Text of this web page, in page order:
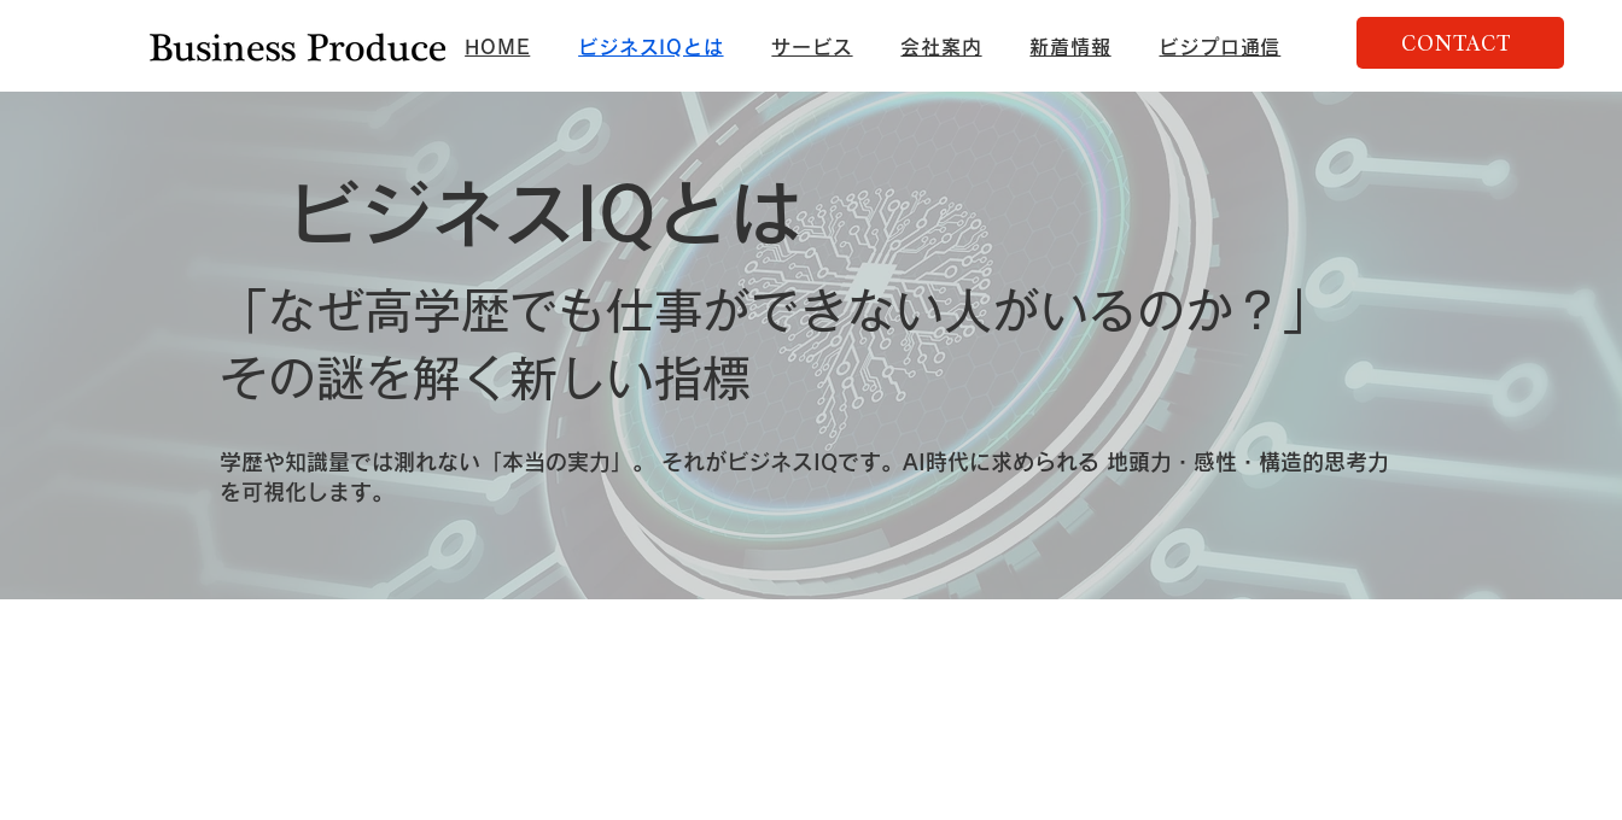
HOME ビジネスIQとは サービス 会社案内 新着情報 ビジプロ通信 CONTACT
ビジネスIQとは
「なぜ高学歴でも仕事ができない人がいるのか？」
その謎を解く新しい指標
学歴や知識量では測れない「本当の実力」。 それがビジネスIQです。AI時代に求められる 地頭力・感性・構造的思考力
を可視化します。